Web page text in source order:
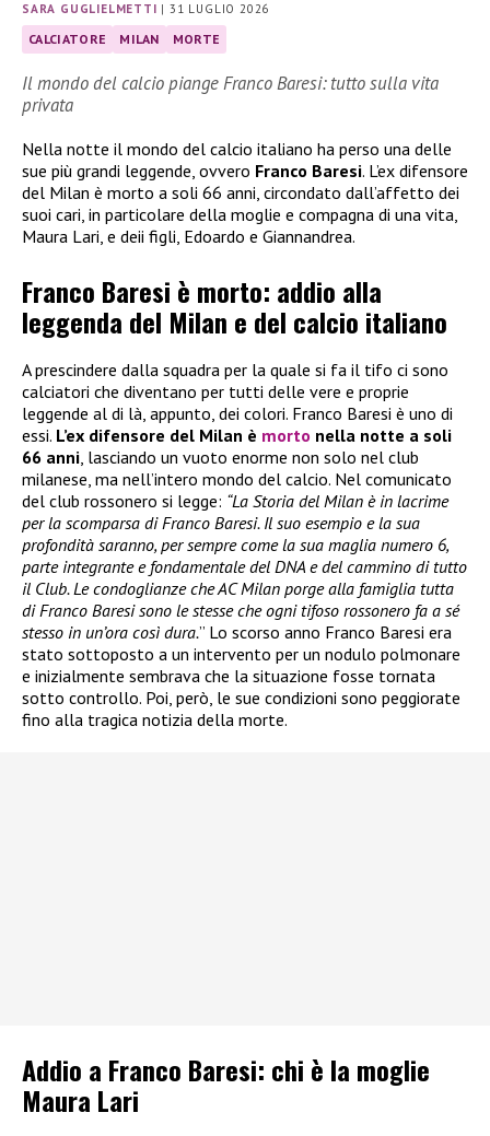
SARA GUGLIELMETTI |31 LUGLIO 2026
CALCIATORE MILAN MORTE
Il mondo del calcio piange Franco Baresi: tutto sulla vita
privata
Nella notte il mondo del calcio italiano ha perso una delle
sue più grandi leggende, ovvero Franco Baresi. L’ex difensore
del Milan è morto a soli 66 anni, circondato dall’affetto dei
suoi cari, in particolare della moglie e compagna di una vita,
Maura Lari, e deii figli, Edoardo e Giannandrea.
Franco Baresi è morto: addio alla
leggenda del Milan e del calcio italiano
A prescindere dalla squadra per la quale si fa il tifo ci sono
calciatori che diventano per tutti delle vere e proprie
leggende al di là, appunto, dei colori. Franco Baresi è uno di
essi. L’ex difensore del Milan è morto nella notte a soli
66 anni , lasciando un vuoto enorme non solo nel club
milanese, ma nell’intero mondo del calcio. Nel comunicato
del club rossonero si legge: “La Storia del Milan è in lacrime
per la scomparsa di Franco Baresi. Il suo esempio e la sua
profondità saranno, per sempre come la sua maglia numero 6,
parte integrante e fondamentale del DNA e del cammino di tutto
il Club. Le condoglianze che AC Milan porge alla famiglia tutta
di Franco Baresi sono le stesse che ogni tifoso rossonero fa a sé
stesso in un’ora così dura.” Lo scorso anno Franco Baresi era
stato sottoposto a un intervento per un nodulo polmonare
e inizialmente sembrava che la situazione fosse tornata
sotto controllo. Poi, però, le sue condizioni sono peggiorate
fino alla tragica notizia della morte.
Addio a Franco Baresi: chi è la moglie
Maura Lari